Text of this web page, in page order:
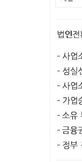
법인
– 사업
– 성실
– 사업
– 가업
– 소유
– 금융
– 정부